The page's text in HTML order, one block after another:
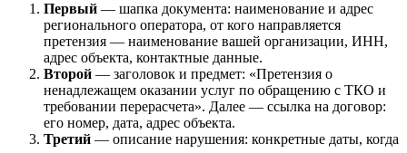
Первый — шапка документа: наименование и адрес
регионального оператора, от кого направляется
претензия — наименование вашей организации, ИНН,
адрес объекта, контактные данные.
Второй — заголовок и предмет: «Претензия о
ненадлежащем оказании услуг по обращению с ТКО и
требовании перерасчета». Далее — ссылка на договор:
его номер, дата, адрес объекта.
Третий — описание нарушения: конкретные даты, когда